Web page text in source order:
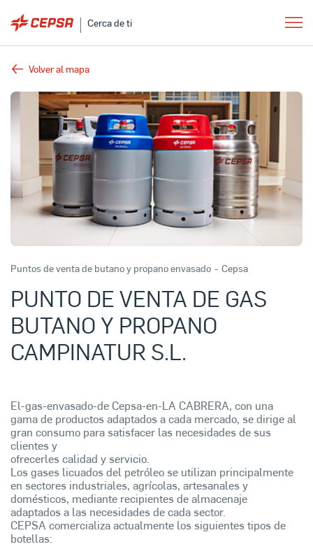
Cerca de ti
Volver al mapa
Puntos de venta de butano y propano envasado - Cepsa
PUNTO DE VENTA DE GAS
BUTANO Y PROPANO
CAMPINATUR S.L.
El-gas-envasado-de Cepsa-en-LA CABRERA, con una
gama de productos adaptados a cada mercado, se dirige al
gran consumo para satisfacer las necesidades de sus
clientes y
ofrecerles calidad y servicio.
Los gases licuados del petróleo se utilizan principalmente
en sectores industriales, agrícolas, artesanales y
domésticos, mediante recipientes de almacenaje
adaptados a las necesidades de cada sector.
CEPSA comercializa actualmente los siguientes tipos de
botellas: